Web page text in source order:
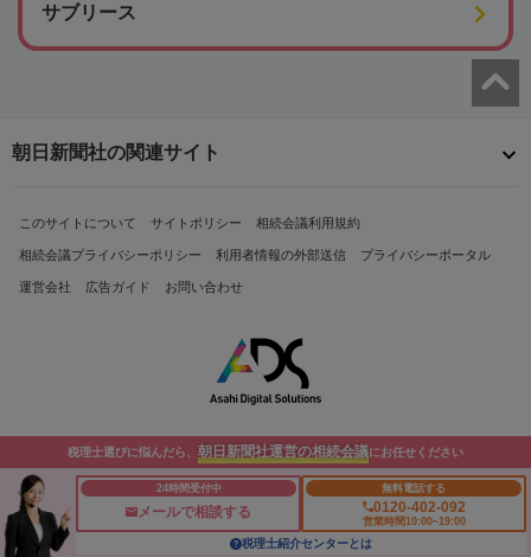
サブリース
税理士選びに悩んだら、 朝日新聞社運営の相続会議にお任せください
24時間受付中
メールで相談する
無料電話する
0120-402-092
営業時間10:00~19:00
税理士紹介センターとは
朝日新聞社の関連サイト
このサイトについて サイトポリシー 相続会議利用規約
相続会議プライバシーポリシー 利用者情報の外部送信 プライバシーポータル
運営会社 広告ガイド お問い合わせ
Copyright© The Asahi Shimbun Company. All Rights Reserved.